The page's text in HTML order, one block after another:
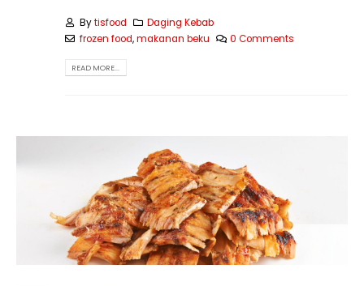
Bytisfood
Daging Kebab
frozen food,makanan beku 0 Comments
READ MORE...